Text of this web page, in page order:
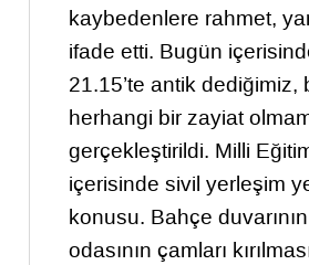
kaybedenlere rahmet,
ifade etti. Bugün
21.15’te antik dediğimiz,
herhangi bir zayiat
gerçekleştirildi. Milli
içerisinde sivil yerleşim
konusu. Bahçe
odasının çamları